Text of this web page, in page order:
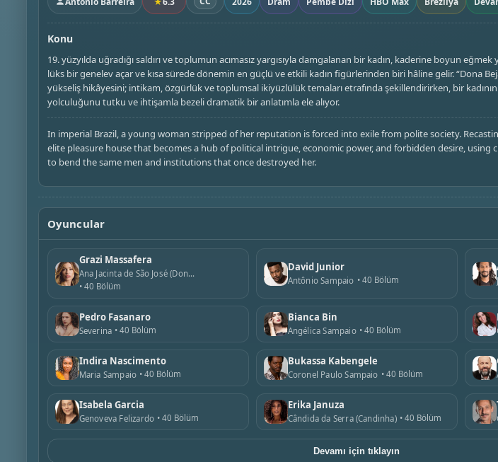
Konu
19. yüzyılda uğradığı saldırı ve toplumun acımasız yargısıyla damgalanan bir kadın, kaderine boyun
lüks bir genelev açar ve kısa sürede dönemin en güçlü ve etkili kadın figürlerinden biri hâline gelir. “Dona
yükseliş hikâyesini; intikam, özgürlük ve toplumsal ikiyüzlülük temaları etrafında şekillendirirken, bir
yolculuğunu tutku ve ihtişamla bezeli dramatik bir anlatımla ele alıyor.
In imperial Brazil, a young woman stripped of her reputation is forced into exile from polite society.
elite pleasure house that becomes a hub of political intrigue, economic power, and forbidden desire, using
to bend the same men and institutions that once destroyed her.
Oyuncular
Grazi Massafera
Ana Jacinta de São José (Dona Beja)
40 Bölüm
David Junior
Antônio Sampaio 40 Bölüm
Pedro Fasanaro
Severina 40 Bölüm
Bianca Bin
Angélica Sampaio 40 Bölüm
Indira Nascimento
Maria Sampaio 40 Bölüm
Bukassa Kabengele
Coronel Paulo Sampaio 40 Bölüm
Isabela Garcia
Genoveva Felizardo 40 Bölüm
Erika Januza
Cândida da Serra (Candinha) 40 Bölüm
Devamı için tıklayın